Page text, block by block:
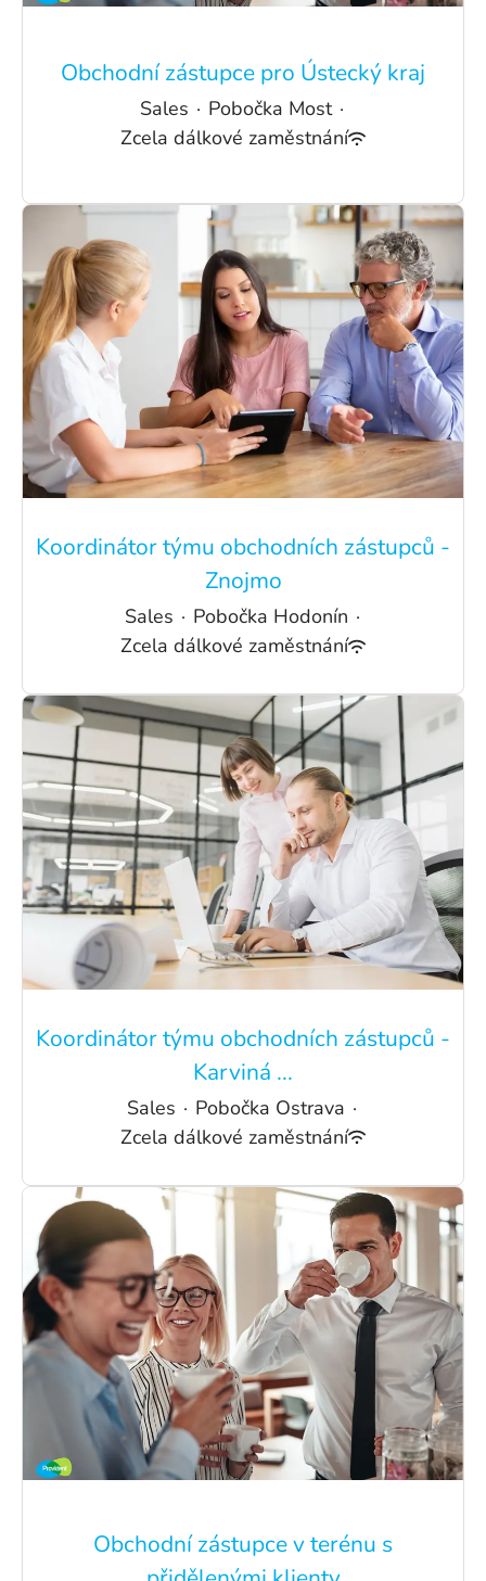
Obchodní zástupce pro Ústecký kraj
Sales · Pobočka Most ·
Zcela dálkové zaměstnání
Koordinátor týmu obchodních zástupců -
Znojmo
Sales · Pobočka Hodonín ·
Zcela dálkové zaměstnání
Koordinátor týmu obchodních zástupců -
Karviná ...
Sales · Pobočka Ostrava ·
Zcela dálkové zaměstnání
Obchodní zástupce v terénu s